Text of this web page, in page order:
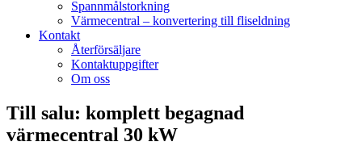
Spannmålstorkning
Värmecentral – konvertering till fliseldning
Kontakt
Återförsäljare
Kontaktuppgifter
Om oss
Till salu: komplett begagnad
värmecentral 30 kW